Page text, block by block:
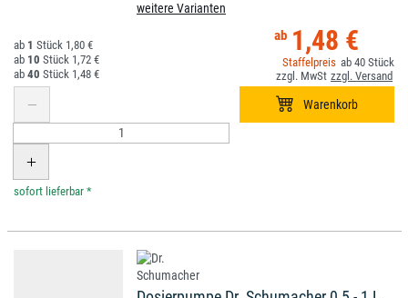
weitere Varianten
1,48 €
40
1
1,80 €
10
1,72 €
40
1,48 €
*